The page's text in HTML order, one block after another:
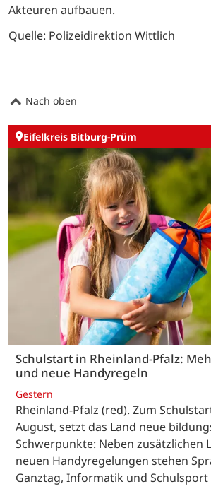
Akteuren aufbauen.
Quelle: Polizeidirektion Wittlich
Nach oben
Eifelkreis Bitburg-Prüm
Schulstart in Rheinland-Pfalz:
und neue Handyregeln
Gestern
Rheinland-Pfalz (red). Zum
August, setzt das Land neue
Schwerpunkte: Neben zusätzlichen
neuen Handyregelungen stehen
Ganztag, Informatik und